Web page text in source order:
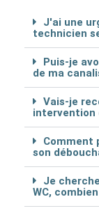
J'ai une
technicien
Puis-je
de ma
Vais-je
intervention
Comment
son
Je
WC,